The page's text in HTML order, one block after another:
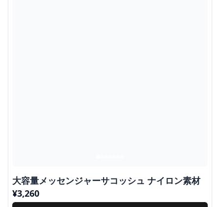
大容量メッセンジャーサコッシュ ナイロン素材
¥3,260